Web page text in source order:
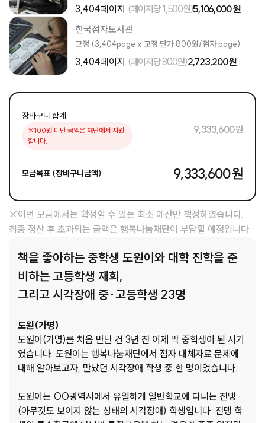
3,404페이지 (페이지당 1,500원)5,106,000 원
한국점자도서관
교정 (3,404page x 교정 단가 800원/점자 page)
3,404페이지 (페이지당 800원)2,723,200 원
장바구니 합계
※100원 미만 금액은 재단에서 지원
합니다.
9,333,600 원
모금목표 (장바구니금액) 9,333,600 원
※이번 모금에서는 확정할 수 있는 최소 예산만 책정하였습니다.
최종 정산 후 초과되는 금액은 행복나눔재단이 부담할 예정입니다.
책을 좋아하는 중학생 도원이와 대학 진학을 준
비하는 고등학생 재희,
그리고 시각장애 중·고등학생 23명
도원(가명)
도원이(가명)를 처음 만난 건 3년 전 이제 막 중학생이 된 시기
였습니다. 도원이는 행복나눔재단에서 점자 대체자료 문제에
대해 알아보고자, 만났던 시각장애 학생 중 한 명이었습니다.
도원이는 OO광역시에서 유일하게 일반학교에 다니는 전맹
(아무것도 보이지 않는 상태의 시각장애) 학생입니다. 전맹 학